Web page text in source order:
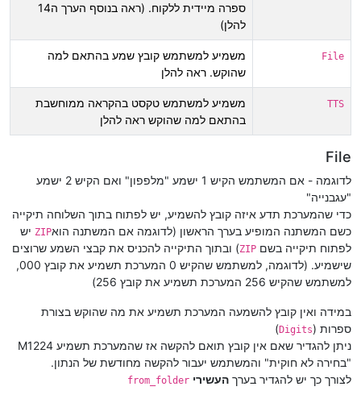
ספרה מיידית ללקוח. (ראה בנוסף הערך ה14
להלן)
File
משמיע למשתמש קובץ שמע בהתאם למה
שהוקש. ראה להלן
TTS
משמיע למשתמש טקסט בהקראה ממוחשבת
בהתאם למה שהוקש ראה להלן
File
לדוגמה - אם המשתמש הקיש 1 ישמע "מלפפון" ואם הקיש 2 ישמע
"עגבנייה"
כדי שהמערכת תדע איזה קובץ להשמיע, יש לפתוח בתוך השלוחה תיקייה
כשם המשתנה המופיע בערך הראשון (לדוגמה אם המשתנה הואZIP יש
לפתוח תיקייה בשם ZIP) ובתוך התיקייה להכניס את קבצי השמע שרוצים
שישמיע. (לדוגמה, למשתמש שהקיש 0 המערכת תשמיע את קובץ 000,
למשתמש שהקיש 256 המערכת תשמיע את קובץ 256)
במידה ואין קובץ להשמעה המערכת תשמיע את מה שהוקש בצורת
ספרות (Digits
)
ניתן להגדיר שאם אין קובץ תואם להקשה אז שהמערכת תשמיע M1224
"בחירה לא חוקית" והמשתמש יעבור להקשה מחודשת של הנתון.
לצורך כך יש להגדיר בערך העשירי from_folder